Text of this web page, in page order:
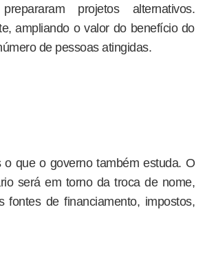
projetos alternativos.
ampliando o valor do benefício do
de pessoas atingidas.
o que o governo também estuda. O
será em torno da troca de nome,
fontes de financiamento, impostos,